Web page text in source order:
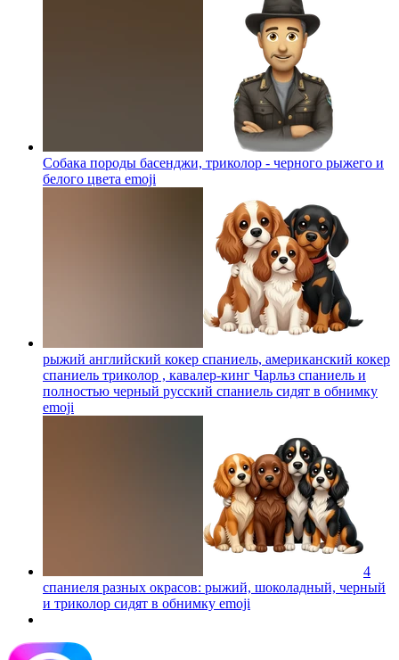
Собака породы басенджи, триколор - черного рыжего и
белого цвета emoji
рыжий английский кокер спаниель, американский кокер
спаниель триколор , кавалер-кинг Чарльз спаниель и
полностью черный русский спаниель сидят в обнимку
emoji
4
спаниеля разных окрасов: рыжий, шоколадный, черный
и триколор сидят в обнимку emoji